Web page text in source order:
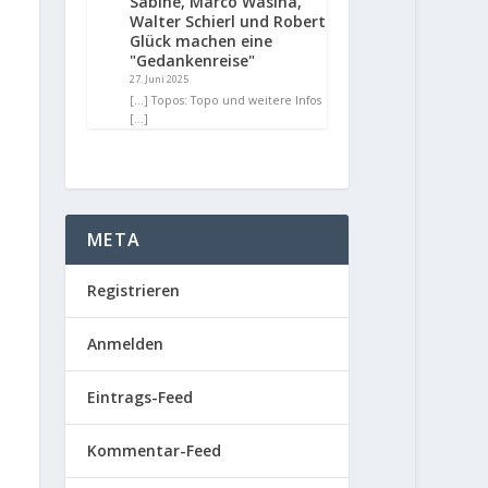
Walter Schierl und Robert
Glück machen eine
"Gedankenreise"
27. Juni 2025
[…] Topos: Topo und weitere Infos
[…]
META
Registrieren
Anmelden
Eintrags-Feed
Kommentar-Feed